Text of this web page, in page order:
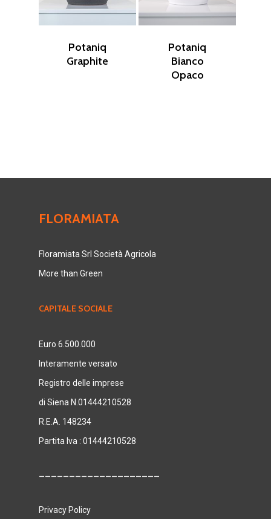
Potaniq
Graphite
Potaniq
Bianco
Opaco
FLORAMIATA
Floramiata Srl Società Agricola
More than Green
CAPITALE SOCIALE
Euro 6.500.000
Interamente versato
Registro delle imprese
di Siena N.01444210528
R.E.A. 148234
Partita Iva : 01444210528
Privacy Policy